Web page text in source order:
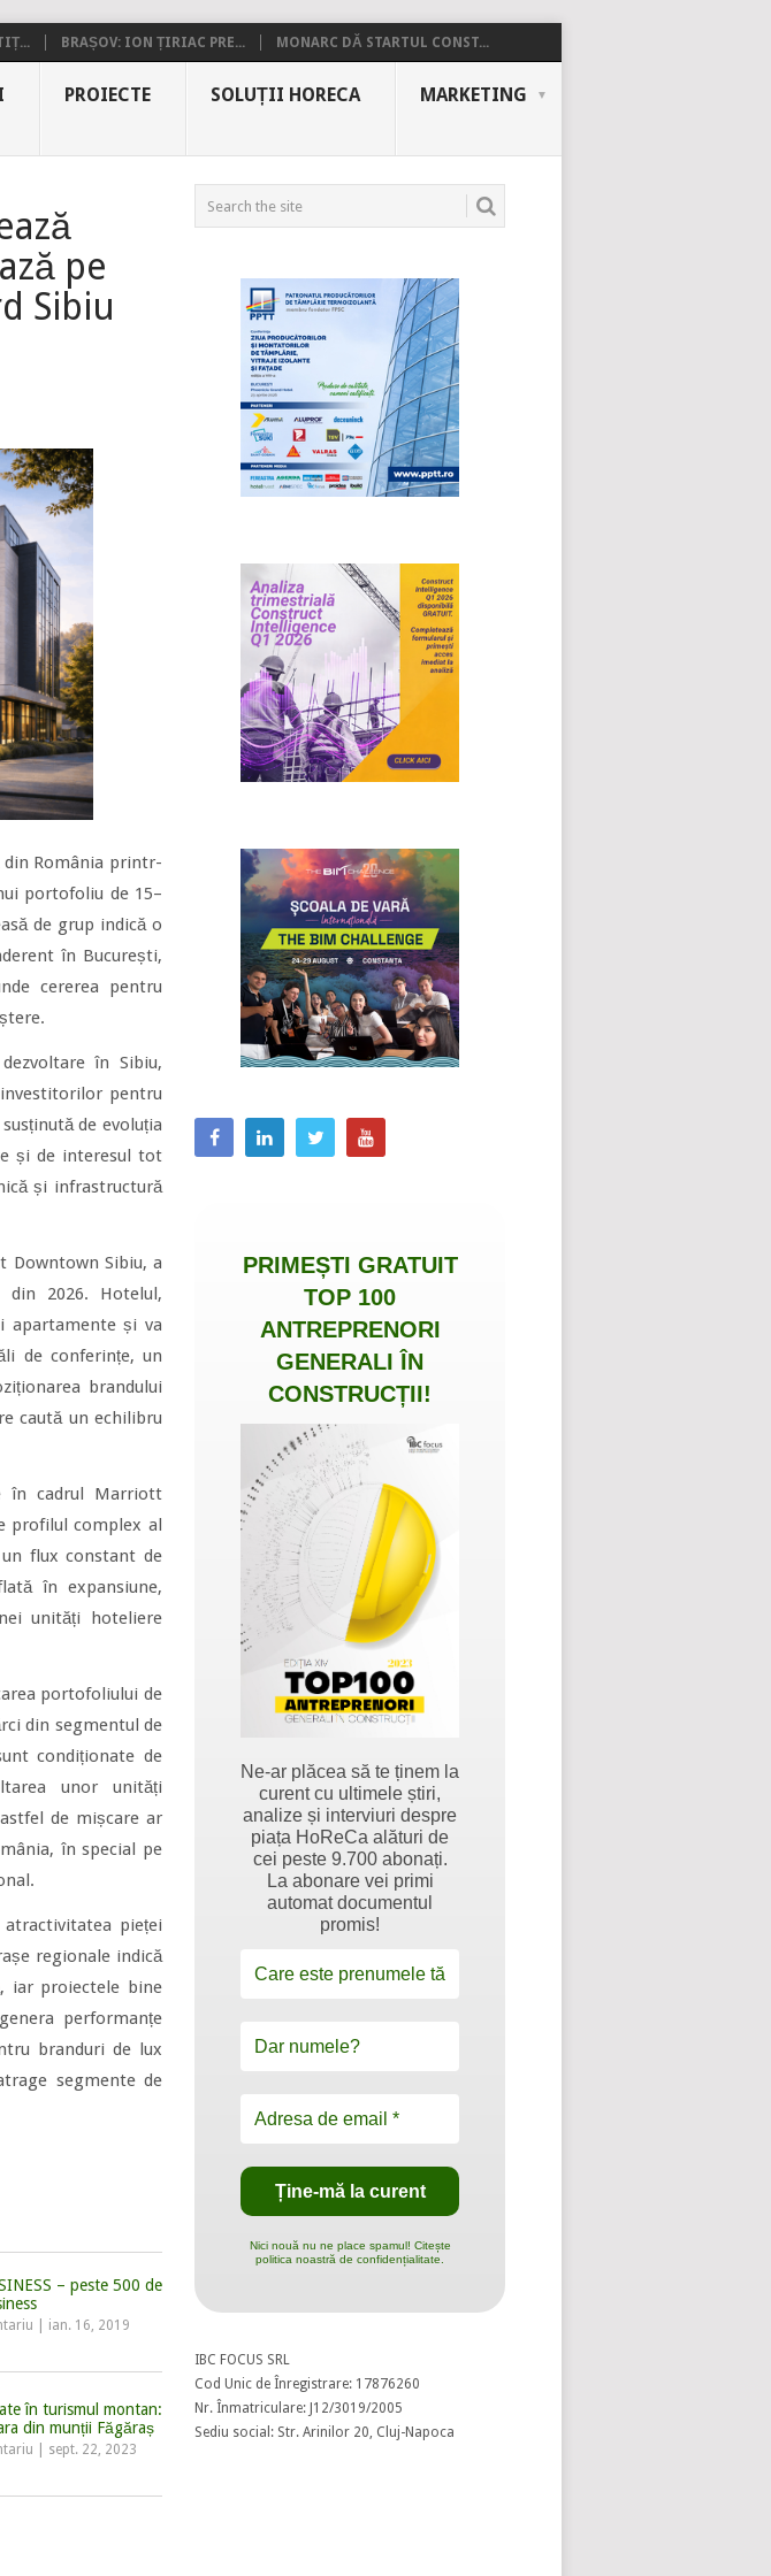
BRAȘOV: ION ȚIRIAC PRE... MONARC DĂ STARTUL CONST...
PROIECTE SOLUȚII HORECA MARKETING
pe
Sibiu
România printr-
portofoliu de 15–
de grup indică o
în București,
cererea pentru
în Sibiu,
pentru
de evoluția
și de interesul tot
și infrastructură
Downtown Sibiu, a
2026. Hotelul,
apartamente și va
de conferințe, un
brandului
caută un echilibru
în cadrul Marriott
profilul complex al
un flux constant de
în expansiune,
unități hoteliere
portofoliului de
din segmentul de
condiționate de
unor unități
de mișcare ar
în special pe
pieței
regionale indică
iar proiectele bine
performanțe
branduri de lux
segmente de
– peste 500 de
ian. 16, 2019
în turismul montan:
din munții Făgăraș
sept. 22, 2023
PRIMEȘTI GRATUIT
TOP 100
ANTREPRENORI
GENERALI ÎN
CONSTRUCȚII!
Ne-ar plăcea să te ținem la
curent cu ultimele știri,
analize și interviuri despre
piața HoReCa alături de
cei peste 9.700 abonați.
La abonare vei primi
automat documentul
promis!
Nici nouă nu ne place spamul! Citește
politica noastră de confidențialitate.
IBC FOCUS SRL
Cod Unic de Înregistrare: 17876260
Nr. Înmatriculare: J12/3019/2005
Sediu social: Str. Arinilor 20, Cluj-Napoca